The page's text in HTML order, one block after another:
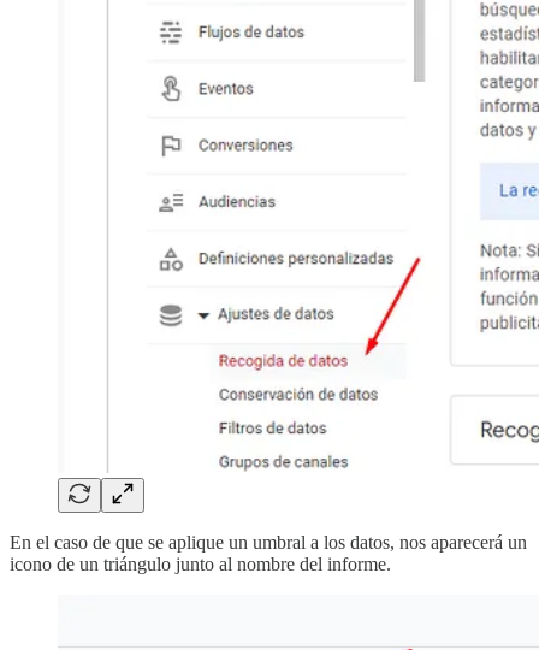
En el caso de que se aplique un umbral a los datos, nos aparecerá un
icono de un triángulo junto al nombre del informe.